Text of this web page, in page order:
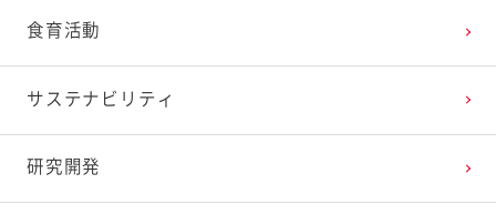
食育活動
サステナビリティ
研究開発